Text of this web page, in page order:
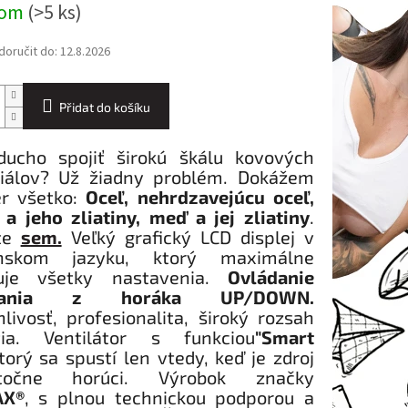
(>5 ks)
do: 12.8.2026
Přidat do košíku
spojiť širokú škálu kovových
Už žiadny problém. Dokážem
všetko: Oceľ, nehrdzavejúcu oceľ,
a jeho zliatiny, meď a jej zliatiny.
sem. Veľký grafický LCD displej v
jazyku, ktorý maximálne
všetky nastavenia. Ovládanie
z horáka UP/DOWN.
profesionalita, široký rozsah
Ventilátor s funkciou"Smart
sa spustí len vtedy, keď je zdroj
horúci. Výrobok značky
, s plnou technickou podporou a